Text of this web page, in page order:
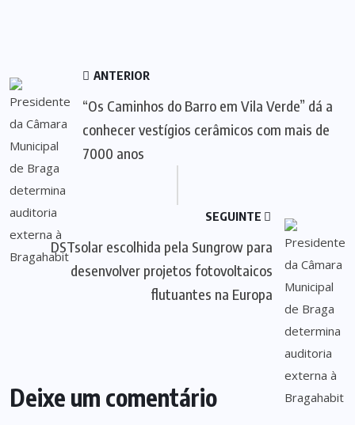
ANTERIOR
“Os Caminhos do Barro em Vila Verde” dá a
conhecer vestígios cerâmicos com mais de
7000 anos
SEGUINTE
DSTsolar escolhida pela Sungrow para
desenvolver projetos fotovoltaicos
flutuantes na Europa
Deixe um comentário